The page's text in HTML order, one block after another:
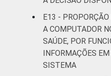
E13 -
A COMPUTADOR
SAÚDE, POR
INFORMAÇÕES
SISTEMA